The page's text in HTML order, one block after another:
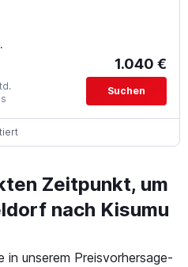
1.040 €
Suchen
Zeitpunkt, um
nach Kisumu
in unserem Preisvorhersage-